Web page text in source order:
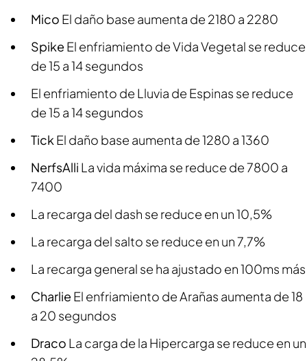
Mico El daño base aumenta de 2180 a 2280
Spike El enfriamiento de Vida Vegetal se reduce
de 15 a 14 segundos
El enfriamiento de Lluvia de Espinas se reduce
de 15 a 14 segundos
Tick El daño base aumenta de 1280 a 1360
NerfsAlli La vida máxima se reduce de 7800 a
7400
La recarga del dash se reduce en un 10,5%
La recarga del salto se reduce en un 7,7%
La recarga general se ha ajustado en 100ms más
Charlie El enfriamiento de Arañas aumenta de 18
a 20 segundos
Draco La carga de la Hipercarga se reduce en un